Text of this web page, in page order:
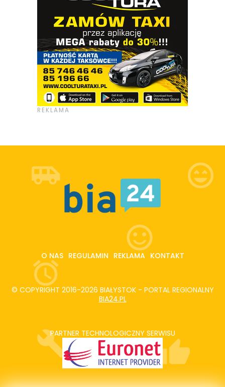
O NAS REGULAMIN REKLAMA KONTAKT
© COPYRIGHT 2016-2026 BIAŁYSTOK - PORTAL REGIONALNY
BIA24.PL
PARTNER TECHNOLOGICZNY SERWISU